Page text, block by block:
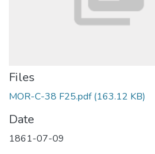
Files
MOR-C-38 F25.pdf(163.12 KB)
Date
1861-07-09